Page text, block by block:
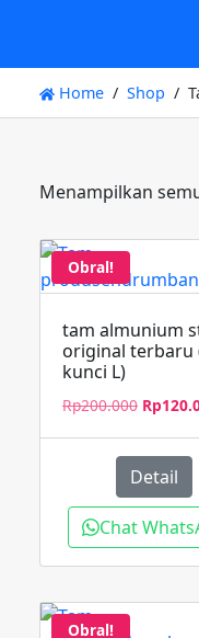
Home Shop
Menampilkan
Obral!
tam almunium
original terbaru
kunci L)
Rp200.000 Harga
Rp
Detail
Chat
Obral!